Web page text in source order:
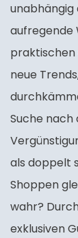
unabhängig
aufregende
praktischen
neue
Suche
als doppelt
Shoppen
wahr?
exklusiven